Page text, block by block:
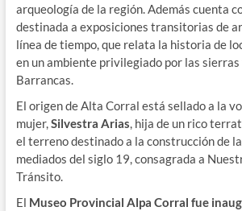
arqueología de la región. Además cuenta
destinada a exposiciones transitorias de
línea de tiempo, que relata la historia de
en un ambiente privilegiado por las sierras
Barrancas.
El origen de Alta Corral está sellado a la
mujer,Silvestra Arias, hija de un rico
el terreno destinado a la construcción de
mediados del siglo 19, consagrada a
Tránsito.
El Museo Provincial Alpa Corral fue